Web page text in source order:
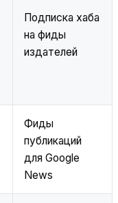
Подписка хаба
на фиды
издателей
Фиды
публикаций
для Google
News